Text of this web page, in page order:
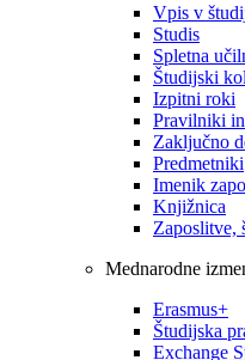
Vpis v
Studis
Spletna
Študijski
Izpitni roki
Pravilniki
Zaključno
Predmetniki
Imenik
Knjižnica
Zaposlitve,
Mednarodne
Erasmus+
Študijska
Exchange